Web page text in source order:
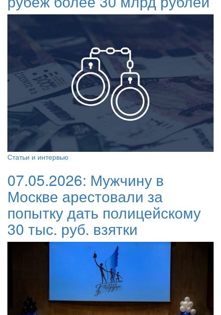
Статьи и интервью
07.05.2026: Мужчину в
Москве арестовали за
попытку дать полицейскому
30 тыс. руб. взятки